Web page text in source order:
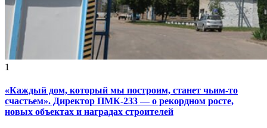
1
«Каждый дом, который мы построим, станет чьим-то
счастьем». Директор ПМК-233 — о рекордном росте,
новых объектах и наградах строителей